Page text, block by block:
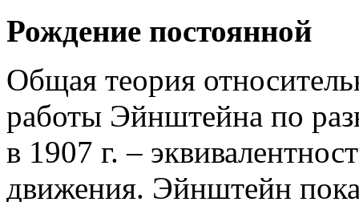
Рождение постоянной
Общая теория
работы Эйнштейна по
в 1907 г. –
движения. Эйнштейн